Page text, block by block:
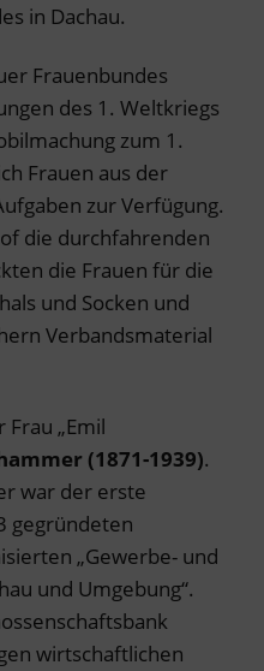
in Dachau.
Frauenbundes
des 1. Weltkriegs
zum 1.
Frauen aus der
zur Verfügung.
die durchfahrenden
die Frauen für die
und Socken und
Verbandsmaterial
„Emil
(1871-1939).
war der erste
gegründeten
„Gewerbe- und
und Umgebung“.
wirtschaftlichen